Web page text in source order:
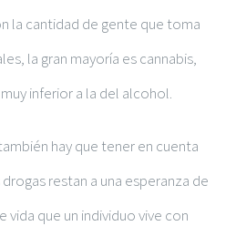
la cantidad de gente que toma
la gran mayoría es cannabis,
inferior a la del alcohol.
hay que tener en cuenta
restan a una esperanza de
vida que un individuo vive con